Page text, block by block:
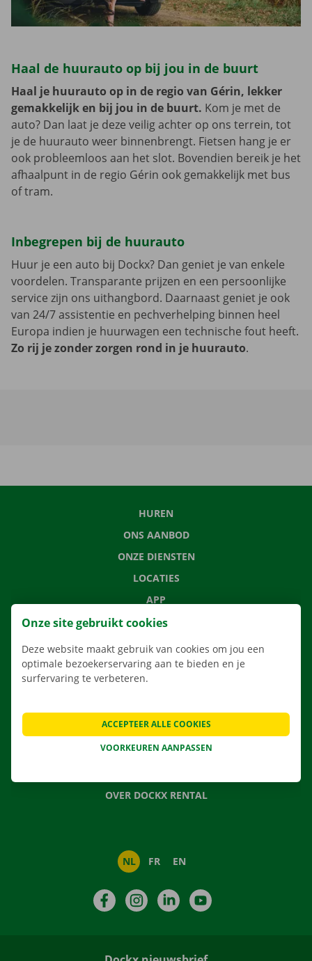
Haal de huurauto op bij jou in de buurt
Haal je huurauto op in de regio van Gérin, lekker
gemakkelijk en bij jou in de buurt. Kom je met de
auto? Dan laat je deze veilig achter op ons terrein, tot
je de huurauto weer binnenbrengt. Fietsen hang je er
ook probleemloos aan het slot. Bovendien bereik je het
afhaalpunt in de regio Gérin ook gemakkelijk met bus
of tram.
Inbegrepen bij de huurauto
Huur je een auto bij Dockx? Dan geniet je van enkele
voordelen. Transparante prijzen en een persoonlijke
service zijn ons uithangbord. Daarnaast geniet je ook
van 24/7 assistentie en pechverhelping binnen heel
Europa indien je huurwagen een technische fout heeft.
Zo rij je zonder zorgen rond in je huurauto.
HUREN
ONS AANBOD
ONZE DIENSTEN
LOCATIES
APP
VERHUISOPLOSSINGEN
NIEUWS
CADEAUBON
OVER DOCKX RENTAL
NL FR EN
FacebookInstagramLinkedIn
Onze site gebruikt cookies
Deze website maakt gebruik van cookies om jou een
optimale bezoekerservaring aan te bieden en je
surfervaring te verbeteren.
VOORKEUREN AANPASSEN
ACCEPTEER ALLE COOKIES